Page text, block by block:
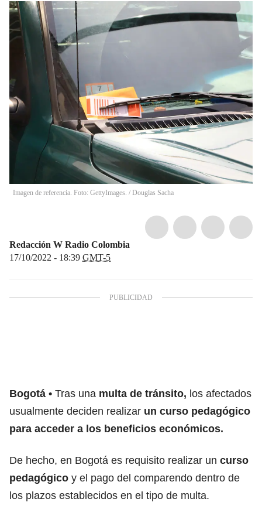
Imagen de referencia. Foto: GettyImages. / Douglas Sacha
Redacción W Radio Colombia
17/10/2022 - 18:39 GMT-5
Bogotá Tras una multa de tránsito, los afectados
usualmente deciden realizar un curso pedagógico
para acceder a los beneficios económicos.
De hecho, en Bogotá es requisito realizar un curso
pedagógico y el pago del comparendo dentro de
los plazos establecidos en el tipo de multa.